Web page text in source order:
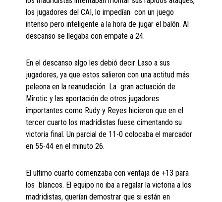
los jugadores del CAI, lo impedían con un juego
intenso pero inteligente a la hora de jugar el balón. Al
descanso se llegaba con empate a 24.
En el descanso algo les debió decir Laso a sus
jugadores, ya que estos salieron con una actitud más
peleona en la reanudación. La gran actuación de
Mirotic y las aportación de otros jugadores
importantes como Rudy y Reyes hicieron que en el
tercer cuarto los madridistas fuese cimentando su
victoria final. Un parcial de 11-0 colocaba el marcador
en 55-44 en el minuto 26.
El ultimo cuarto comenzaba con ventaja de +13 para
los blancos. El equipo no iba a regalar la victoria a los
madridistas, querían demostrar que si están en